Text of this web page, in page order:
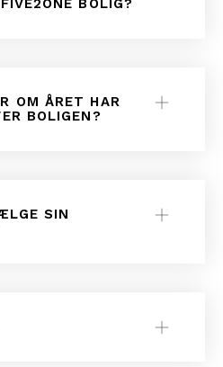
BOLIG?
OM ÅRET HAR
BOLIGEN?
SIN